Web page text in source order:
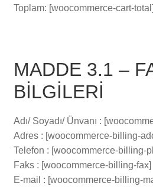
Toplam: [woocommerce-cart-total]
MADDE 3.1 –
BİLGİLERİ
Adı/ Soyadı/ Ünvanı :
Adres : [woocommerce-billing-
Telefon : [woocommerce-billing-
Faks : [woocommerce-billing-fax]
E-mail : [woocommerce-billing-